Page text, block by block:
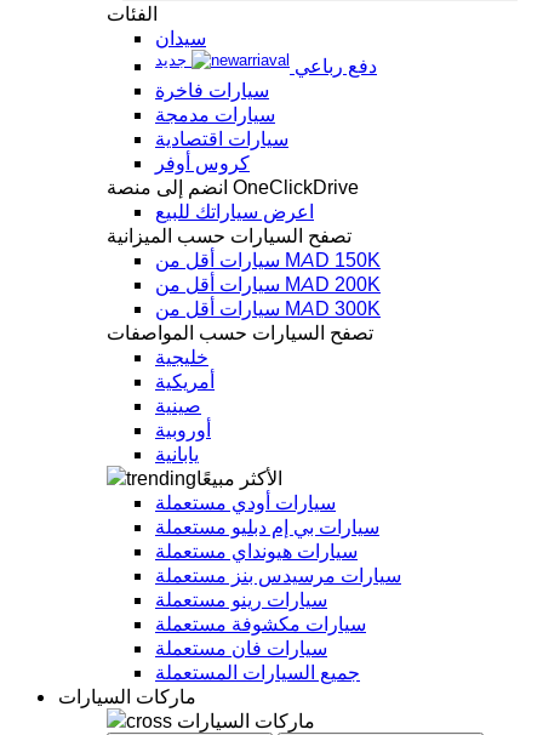
الفئات
سيدان
دفع رباعي
جديد
سيارات فاخرة
سيارات مدمجة
سيارات اقتصادية
كروس أوفر
انضم إلى منصة OneClickDrive
اعرض سياراتك للبيع
تصفح السيارات حسب الميزانية
سيارات أقل من MAD 150K
سيارات أقل من MAD 200K
سيارات أقل من MAD 300K
تصفح السيارات حسب المواصفات
خليجية
أمريكية
صينية
أوروبية
يابانية
الأكثر مبيعًا
سيارات أودي مستعملة
سيارات بي إم دبليو مستعملة
سيارات هيونداي مستعملة
سيارات مرسيدس بنز مستعملة
سيارات رينو مستعملة
سيارات مكشوفة مستعملة
سيارات فان مستعملة
جميع السيارات المستعملة
ماركات السيارات
ماركات السيارات